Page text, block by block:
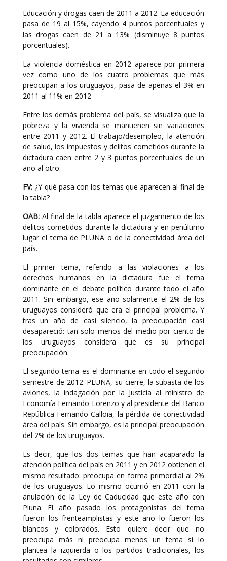
Educación y drogas caen de 2011 a 2012. La educación
pasa de 19 al 15%, cayendo 4 puntos porcentuales y
las drogas caen de 21 a 13% (disminuye 8 puntos
porcentuales).
La violencia doméstica en 2012 aparece por primera
vez como uno de los cuatro problemas que más
preocupan a los uruguayos, pasa de apenas el 3% en
2011 al 11% en 2012
Entre los demás problema del país, se visualiza que la
pobreza y la vivienda se mantienen sin variaciones
entre 2011 y 2012. El trabajo/desempleo, la atención
de salud, los impuestos y delitos cometidos durante la
dictadura caen entre 2 y 3 puntos porcentuales de un
año al otro.
FV: ¿Y qué pasa con los temas que aparecen al final de
la tabla?
OAB: Al final de la tabla aparece el juzgamiento de los
delitos cometidos durante la dictadura y en penúltimo
lugar el tema de PLUNA o de la conectividad área del
país.
El primer tema, referido a las violaciones a los
derechos humanos en la dictadura fue el tema
dominante en el debate político durante todo el año
2011. Sin embargo, ese año solamente el 2% de los
uruguayos consideró que era el principal problema. Y
tras un año de casi silencio, la preocupación casi
desapareció: tan solo menos del medio por ciento de
los uruguayos considera que es su principal
preocupación.
El segundo tema es el dominante en todo el segundo
semestre de 2012: PLUNA, su cierre, la subasta de los
aviones, la indagación por la Justicia al ministro de
Economía Fernando Lorenzo y al presidente del Banco
República Fernando Calloia, la pérdida de conectividad
área del país. Sin embargo, es la principal preocupación
del 2% de los uruguayos.
Es decir, que los dos temas que han acaparado la
atención política del país en 2011 y en 2012 obtienen el
mismo resultado: preocupa en forma primordial al 2%
de los uruguayos. Lo mismo ocurrió en 2011 con la
anulación de la Ley de Caducidad que este año con
Pluna. El año pasado los protagonistas del tema
fueron los frenteamplistas y este año lo fueron los
blancos y colorados. Esto quiere decir que no
preocupa más ni preocupa menos un tema si lo
plantea la izquierda o los partidos tradicionales, los